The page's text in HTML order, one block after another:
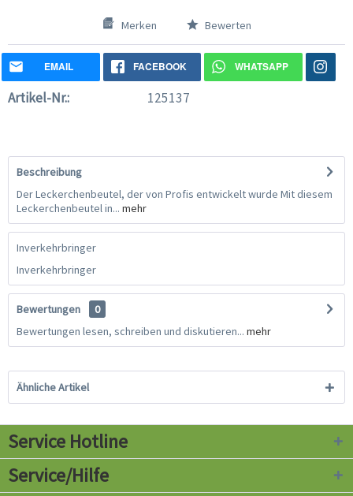
Merken Bewerten
EMAIL FACEBOOK WHATSAPP
Artikel-Nr.: 125137
Beschreibung
Der Leckerchenbeutel, der von Profis entwickelt wurde Mit diesem
Leckerchenbeutel in... mehr
Inverkehrbringer
Inverkehrbringer
Bewertungen
0
Bewertungen lesen, schreiben und diskutieren... mehr
Ähnliche Artikel
Service Hotline
Service/Hilfe